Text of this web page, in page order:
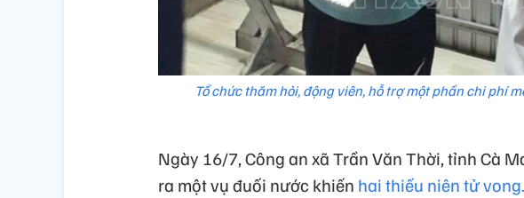
Tổ chức thăm hỏi, động viên, hỗ trợ một phần chi phí
Ngày 16/7, Công an xã Trần Văn Thời, tỉnh Cà
ra một vụ đuối nước khiến hai thiếu niên tử vong.